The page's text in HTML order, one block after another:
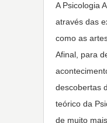
A Psicologia
através das
como as
Afinal, para
descobertas
teórico da
de muito